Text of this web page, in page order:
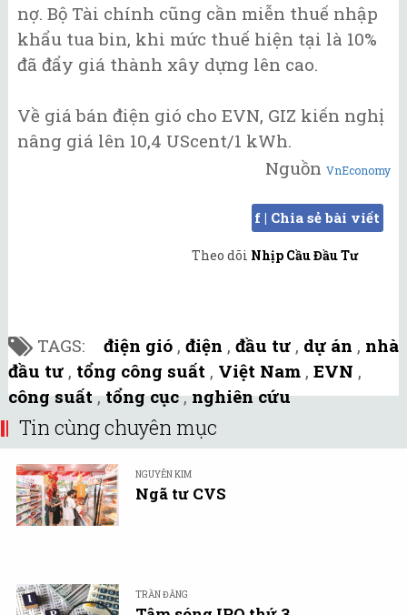
nợ. Bộ Tài chính cũng cần miễn thuế nhập
khẩu tua bin, khi mức thuế hiện tại là 10%
đã đẩy giá thành xây dựng lên cao.
Về giá bán điện gió cho EVN, GIZ kiến nghị
nâng giá lên 10,4 UScent/1 kWh.
Nguồn VnEconomy
f | Chia sẻ bài viết
Theo dõi Nhịp Cầu Đầu Tư
TAGS: điện gió , điện , đầu tư , dự án , nhà
đầu tư , tổng công suất , Việt Nam , EVN ,
công suất,tổng cục,nghiên cứu
Tin cùng chuyên mục
NGUYỄN KIM
Ngã tư CVS
TRẦN ĐĂNG